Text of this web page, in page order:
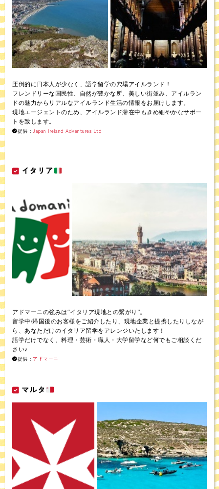
ご本人の照会
お客さまがご本人の個人情報の照会・修正・削除などをご希望され
る場合には、ご本人であることを確認の上、対応させていただきま
す。
法令、規範の遵守と見直し
当社は、保有する個人情報に関して適用される日本の法令、その他
規範を遵守するとともに、本ポリシーの内容を適宜見直し、その改
善に努めます。
お問い合せ
当社の個人情報の取扱に関するお問い合せは下記までご連絡くださ
い。
圧倒的に日本人が少なく、語学留学の穴場アイルランド！
フレンドリーな国民性、自然が豊かな所、美しい街並み、アイルラン
ドの魅力からリアルなアイルランド生活の情報をお届けします。
現地エージェントのため、アイルランド滞在中もきめ細やかなサポー
トを致します。
提供： Japan Ireland Adventures Ltd
イタリア
アドマーニの強みは“イタリア現地との繋がり”。
留学中/帰国後のお客様をご紹介したり、現地企業と提携したりしなが
ら、あなただけのイタリア留学をアレンジいたします！
語学だけでなく、料理・芸術・職人・大学留学など何でもご相談くだ
さい♪
提供： アドマーニ
マルタ